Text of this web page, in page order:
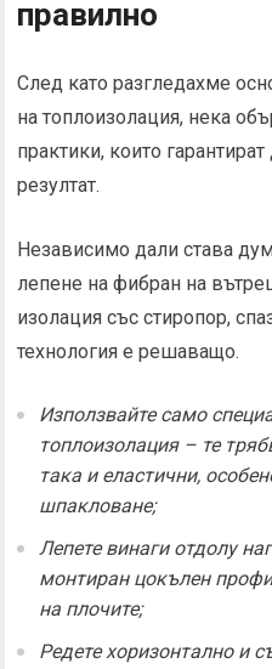
правилно
След като разгледахме
на топлоизолация, нека
практики, които
резултат.
Независимо дали става
лепене на фибран на
изолация със стиропор,
технология е решаващо.
Използвайте само
топлоизолация – те
така и еластични,
шпакловане;
Лепете винаги отдолу
монтиран цокълен
на плочите;
Редете хоризонтално и